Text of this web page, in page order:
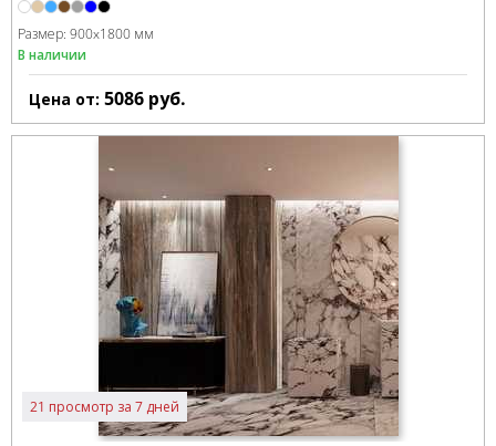
Размер: 900x1800 мм
В наличии
Цена от: 5086 руб.
21 просмотр за 7 дней